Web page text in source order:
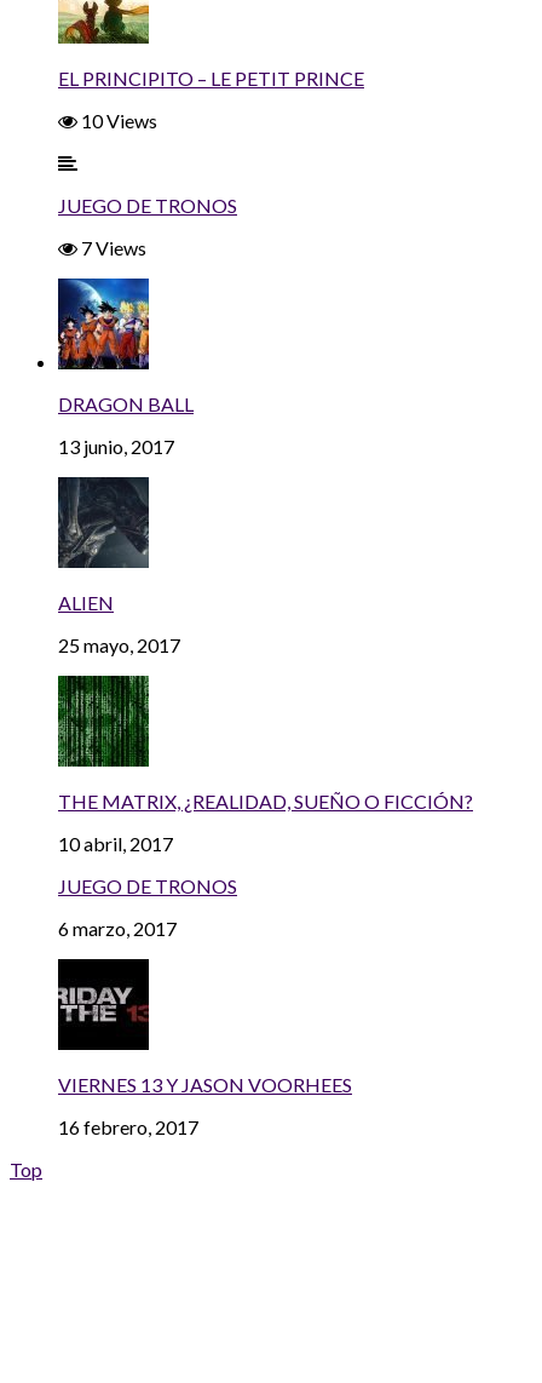
EL PRINCIPITO – LE PETIT PRINCE
10 Views
JUEGO DE TRONOS
7 Views
DRAGON BALL
13 junio, 2017
ALIEN
25 mayo, 2017
THE MATRIX, ¿REALIDAD, SUEÑO O FICCIÓN?
10 abril, 2017
JUEGO DE TRONOS
6 marzo, 2017
VIERNES 13 Y JASON VOORHEES
16 febrero, 2017
Top